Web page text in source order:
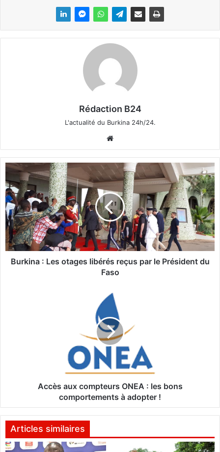
Rédaction B24
L'actualité du Burkina 24h/24.
bsi
te
B
r
k
i
n
a
:
L
r
u
Burkina : Les otages libérés reçus par le Président du
Faso
p
t
u
r
Accès aux compteurs ONEA : les bons
comportements à adopter !
Articles similaires